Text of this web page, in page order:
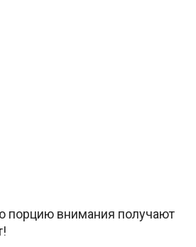
порцию внимания получают